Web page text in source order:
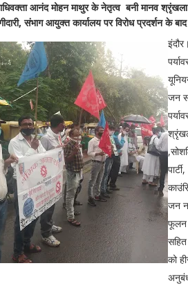
आनंद मोहन माथुर के नेतृत्व बनी मानव
संभाग आयुक्त कार्यालय पर विरोध प्रदर्शन के
जन
जन
फूलन
को